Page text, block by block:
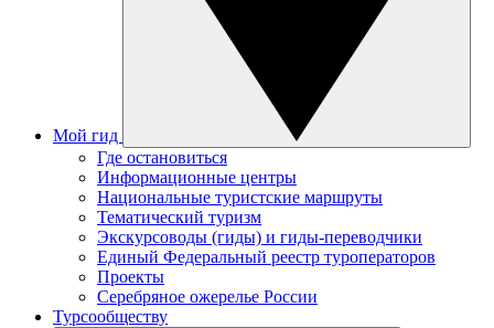
Мой гид
Где остановиться
Информационные центры
Национальные туристские маршруты
Тематический туризм
Экскурсоводы (гиды) и гиды-переводчики
Единый Федеральный реестр туроператоров
Проекты
Серебряное ожерелье России
Турсообществу